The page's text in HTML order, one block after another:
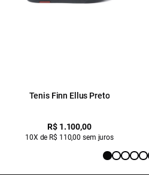
Tenis Finn Ellus Preto
R$ 1.100,00
10X de R$ 110,00 sem juros